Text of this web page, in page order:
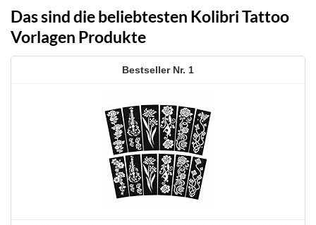
Das sind die beliebtesten Kolibri Tattoo
Vorlagen Produkte
1